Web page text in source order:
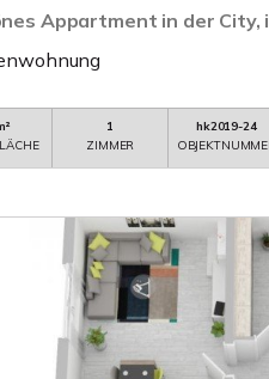
Appartment in der City,
1
ZIMMER
hk2019-24